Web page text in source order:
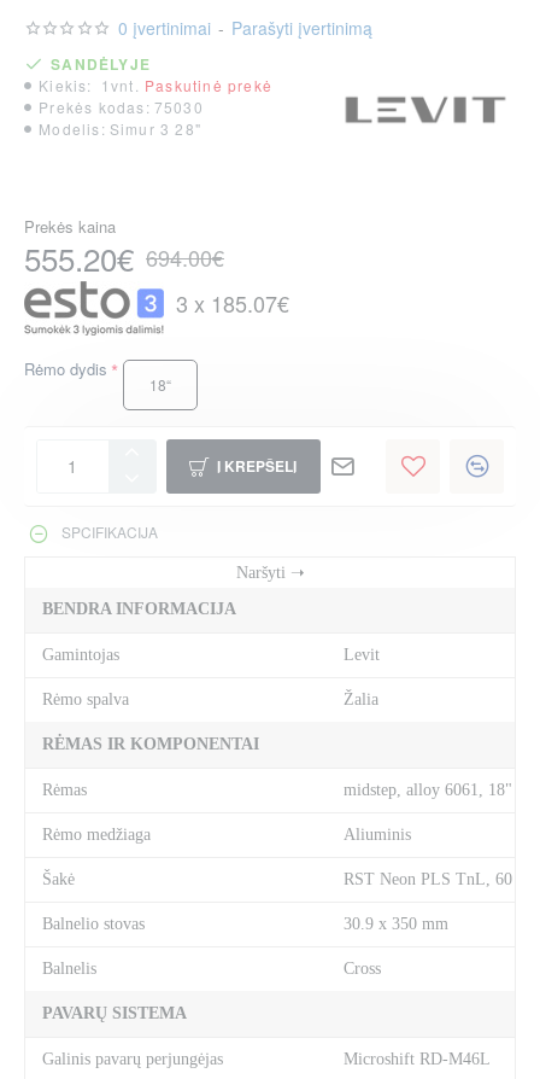
SANDĖLYJE
Kiekis: 1vnt.
Paskutinė prekė
Prekės kodas: 75030
Modelis: Simur 3 28"
0 įvertinimai - Parašyti įvertinimą
Prekės kaina
555.20€ 694.00€
3 x 185.07€
Rėmo dydis
18“
Į KREPŠELĮ
SPCIFIKACIJA
BENDRA INFORMACIJA
Gamintojas Levit
Rėmo spalva Žalia
RĖMAS IR KOMPONENTAI
Rėmas midstep, alloy 6061, 18"
Rėmo medžiaga Aliuminis
Šakė RST Neon PLS TnL, 60
Balnelio stovas 30.9 x 350 mm
Balnelis Cross
PAVARŲ SISTEMA
Galinis pavarų perjungėjas Microshift RD-M46L